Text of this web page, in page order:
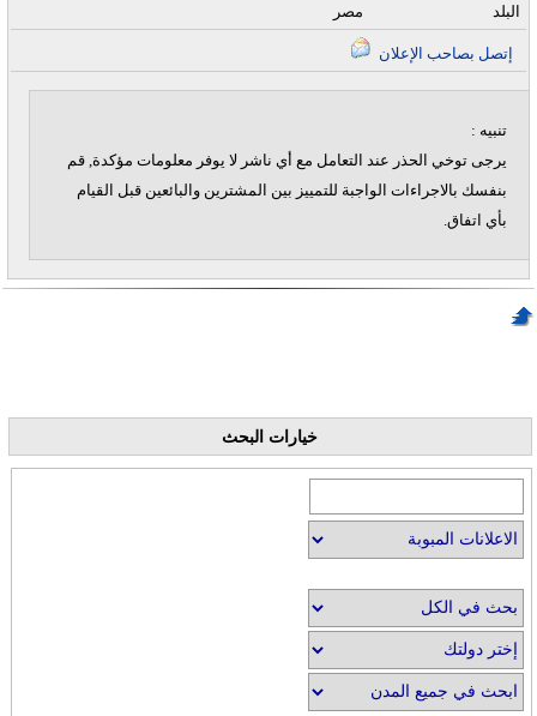
مصر
البلد
تنبيه :
يرجى توخي الحذر عند التعامل مع أي ناشر لا يوفر معلومات مؤكدة, قم
بنفسك بالاجراءات الواجبة للتمييز بين المشترين والبائعين قبل القيام
بأي اتفاق.
خيارات البحث